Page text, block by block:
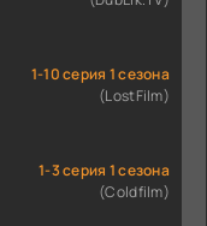
1-10 серия 1 сезона
(LostFilm)
1-3 серия 1 сезона
(Coldfilm)